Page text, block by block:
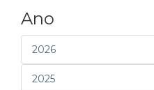
Ano
2026
2025